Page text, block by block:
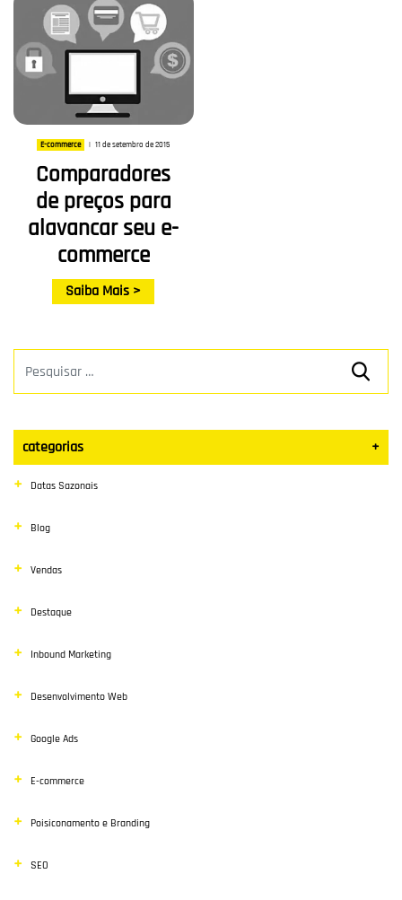
E-commerce | 11 de setembro de 2015
Comparadores
de preços para
alavancar seu e-
commerce
Saiba Mais >
categorias +
Datas Sazonais
Blog
Vendas
Destaque
Inbound Marketing
Desenvolvimento Web
Google Ads
E-commerce
Poisiconamento e Branding
SEO